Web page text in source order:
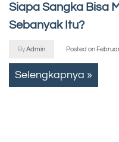
Siapa Sangka Bisa
Sebanyak Itu?
ByAdmin Posted on
Selengkapnya »